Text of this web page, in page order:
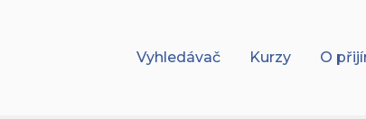
Vyhledávač Kurzy O